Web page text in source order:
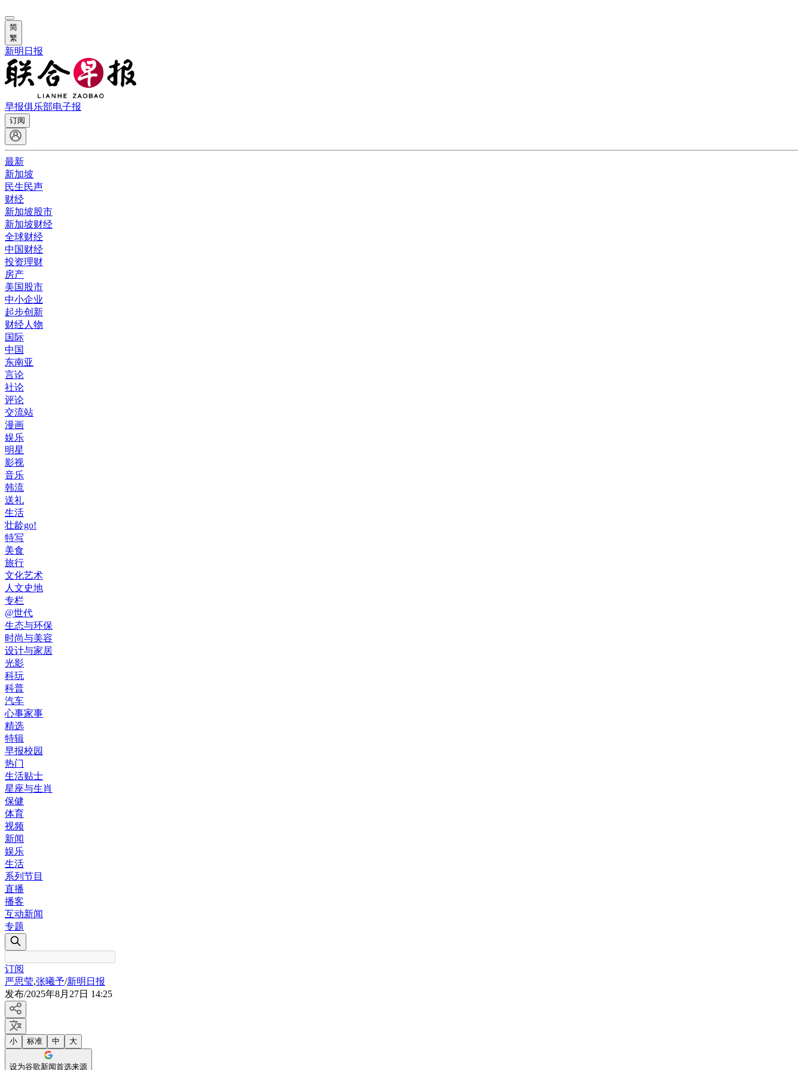
简
繁
新明日报
早报俱乐部电子报
订阅
最新
新加坡
民生民声
财经
新加坡股市
新加坡财经
全球财经
中国财经
投资理财
房产
美国股市
中小企业
起步创新
财经人物
国际
中国
东南亚
言论
社论
评论
交流站
漫画
娱乐
明星
影视
音乐
韩流
送礼
生活
壮龄go!
特写
美食
旅行
文化艺术
人文史地
专栏
@世代
生态与环保
时尚与美容
设计与家居
光影
科玩
科普
汽车
心事家事
精选
特辑
早报校园
热门
生活贴士
星座与生肖
保健
体育
视频
新闻
娱乐
生活
系列节目
直播
播客
互动新闻
专题
订阅
严思莹,张曦予/新明日报
发布/2025年8月27日 14:25
小 标准 中 大
设为谷歌新闻首选来源